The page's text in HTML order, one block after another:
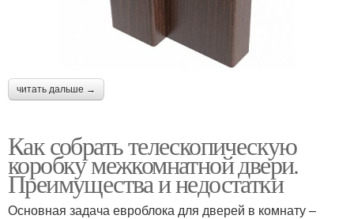
читать дальше →
Как собрать телескопическую
коробку межкомнатной двери.
Преимущества и недостатки
Основная задача евроблока для дверей в комнату –